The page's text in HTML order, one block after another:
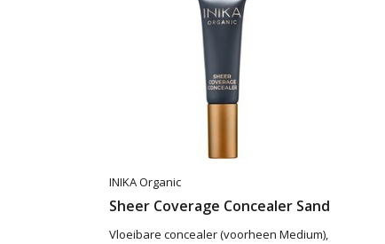
INIKA Organic
Sheer Coverage Concealer Sand
Vloeibare concealer (voorheen Medium),